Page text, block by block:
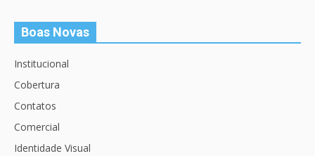
Boas Novas
Institucional
Cobertura
Contatos
Comercial
Identidade Visual